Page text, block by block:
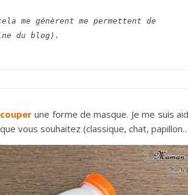
me génèrent me permettent de
du blog).
une forme de masque. Je me suis
que vous souhaitez (classique, chat,